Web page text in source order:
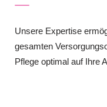
Unsere Expertise
gesamten
Pflege optimal auf Ihre